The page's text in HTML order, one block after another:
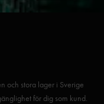
och stora lager i Sverige
för dig som kund.